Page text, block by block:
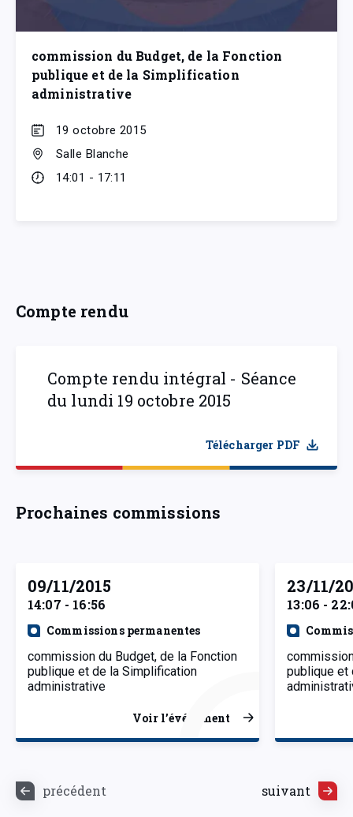
commission du Budget, de la Fonction
publique et de la Simplification
administrative
19 octobre 2015
Salle Blanche
14:01 - 17:11
Compte rendu
Compte rendu intégral - Séance
du lundi 19 octobre 2015
Télécharger PDF
Prochaines commissions
09/11/2015
14:07 - 16:56
Commissions permanentes
commission du Budget, de la Fonction
publique et de la Simplification
administrative
Voir l’événement
23/11/
13:06 -
publique et
précédent suivant